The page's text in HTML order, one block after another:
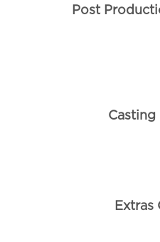
Post
Casting
Extras